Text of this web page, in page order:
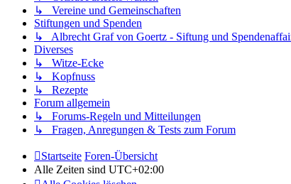
↳ Vereine und Gemeinschaften
Stiftungen und Spenden
↳ Albrecht Graf von Goertz - Siftung und
Diverses
↳ Witze-Ecke
↳ Kopfnuss
↳ Rezepte
Forum allgemein
↳ Forums-Regeln und Mitteilungen
↳ Fragen, Anregungen & Tests zum Forum
Startseite Foren-Übersicht
Alle Zeiten sind UTC+02:00